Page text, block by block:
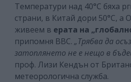
Температури над 40°C бяха
страни, в Китай дори 50°C, а
живеем в ерата на
припомня ВВС. „Трябва да
затоплянето не е нещо в
проф. Лизи Кендън от
метеорологична служба.